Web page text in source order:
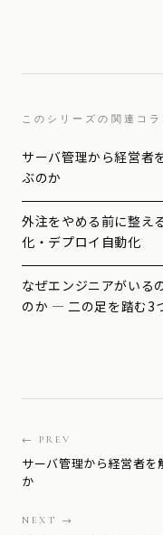
このシリーズの関連コラ
サーバ管理から経営
ぶのか
外注をやめる前に整
化・デプロイ自動化
なぜエンジニアがいる
のか — 二の足を踏む3
← PREV
サーバ管理から経営者
か
NEXT →